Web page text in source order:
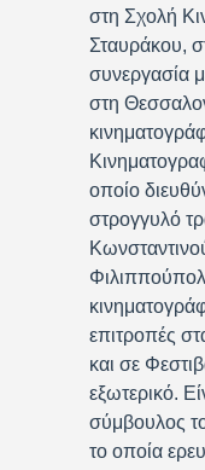
στη Σχολή
Σταυράκου,
συνεργασία
στη
οποίο
στρογγυλό
επιτροπές
και σε
εξωτερικό.
σύμβουλος
το οποία